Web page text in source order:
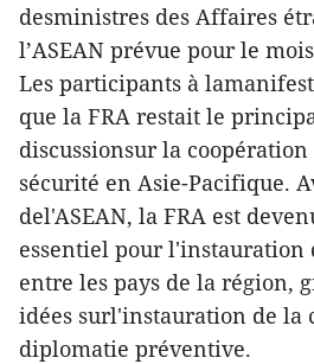
desministres des Affaires
l’ASEAN prévue pour le
Les participants à
que la FRA restait le
discussionsur la
sécurité en Asie-Pacifique.
del'ASEAN, la FRA est
essentiel pour l'instauration
entre les pays de la région,
idées surl'instauration de la
diplomatie préventive.